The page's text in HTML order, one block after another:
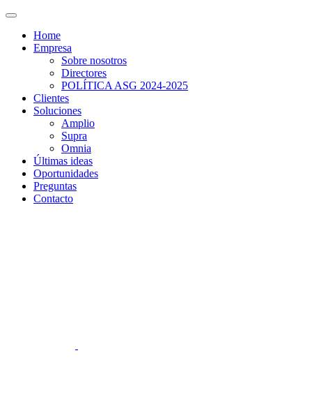
Home
Empresa
Sobre nosotros
Directores
POLÍTICA ASG 2024-2025
Clientes
Soluciones
Amplio
Supra
Omnia
Últimas ideas
Oportunidades
Preguntas
Contacto